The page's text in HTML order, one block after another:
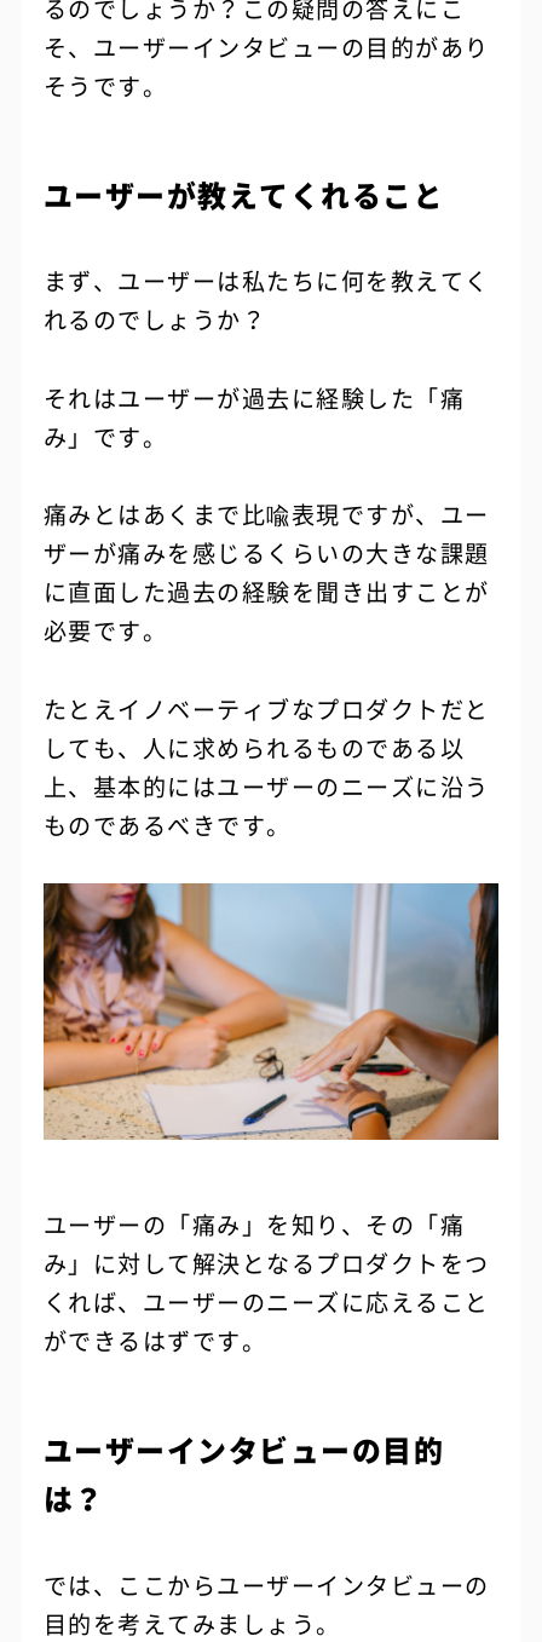
るのでしょうか？この疑問の答えにこ
そ、ユーザーインタビューの目的があり
そうです。
ユーザーが教えてくれること
まず、ユーザーは私たちに何を教えてく
れるのでしょうか？
それはユーザーが過去に経験した「痛
み」です。
痛みとはあくまで比喩表現ですが、ユー
ザーが痛みを感じるくらいの大きな課題
に直面した過去の経験を聞き出すことが
必要です。
たとえイノベーティブなプロダクトだと
しても、人に求められるものである以
上、基本的にはユーザーのニーズに沿う
ものであるべきです。
ユーザーの「痛み」を知り、その「痛
み」に対して解決となるプロダクトをつ
くれば、ユーザーのニーズに応えること
ができるはずです。
ユーザーインタビューの目的
は？
では、ここからユーザーインタビューの
目的を考えてみましょう。